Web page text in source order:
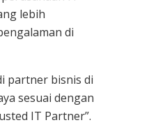
lebih
di
partner bisnis di
sesuai dengan
IT Partner”.